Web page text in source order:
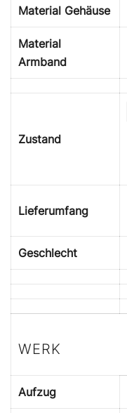
Material Gehäuse
Material
Armband
Zustand
Lieferumfang
Geschlecht
WERK
Aufzug